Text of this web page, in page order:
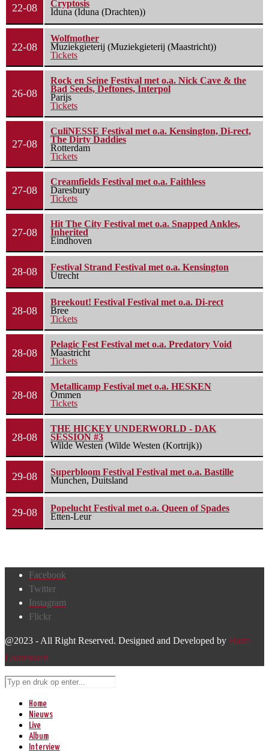
22-08
Cryptosis
Iduna (Iduna (Drachten))
22-08
Wolfmother
Muziekgieterij (Muziekgieterij (Maastricht))
Tickets
26-08
Rock en Seine Festival met o.a. Nick Cave & the
Bad Seeds, Deftones, Interpol
Parijs
Tickets
27-08
CuliNESSE Festival met o.a. Kensington, Di-rect,
The Dirty Daddies
Rotterdam
Tickets
27-08
Creamfields Festival met o.a. Faithless
Daresbury
Tickets
27-08
Hit The City Festival met o.a. Snapped Ankles,
Inherited
Eindhoven
28-08
Festival Strand Festival met o.a. Kensington
Utrecht
28-08
Breekout! Festival Festival met o.a. Di-rect
Bree
Tickets
28-08
Pelagic Fest Festival met o.a. Predatory Void
Maastricht
Tickets
28-08
Metallicamp Festival met o.a. HESKEN
Ommen
Tickets
28-08
THE HICKEY UNDERWORLD - DAK
SESSION #3
Wilde Westen (Wilde Westen (Kortrijk))
29-08
Superbloom Festival Festival met o.a. Bastille
Munchen, Duitsland
29-08
Popelucht Festival met o.a. Queen of Spades
Etten-Leur
Facebook
Twitter
Instagram
Flickr
@2023 - All Right Reserved. Designed and Developed by Harm
Lourenssen
Home
Nieuws
Live
Album
Interview